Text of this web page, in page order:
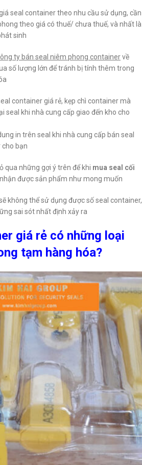
seal container theo nhu cầu sử dụng, cần
theo giá có thuế/ chưa thuế, và nhất là
sinh
ty bán seal niêm phong containervề
số lượng lớn để tránh bị tính thêm trong
container giá rẻ, kẹp chì container mà
seal khi nhà cung cấp giao đến kho cho
in trên seal khi nhà cung cấp bán seal
cho bạn
qua những gợi ý trên để khi mua seal cối
được sản phẩm như mong muốn
không thể sử dụng được số seal container,
sai sót nhất định xảy ra
giá rẻ có những loại
tạm hàng hóa?